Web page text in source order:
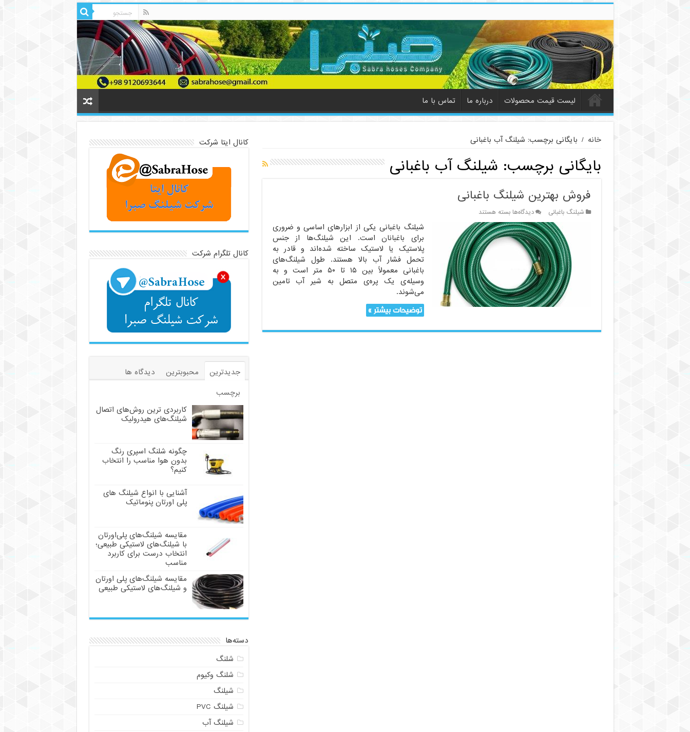
لیست قیمت محصولات درباره ما تماس با ما
خانه / بایگانی برچسب: شیلنگ آب باغبانی
بایگانی برچسب: شیلنگ آب باغبانی
فروش بهترین شیلنگ باغبانی
شیلنگ باغبانی دیدگاه‌هابرای
فروش
بهترین
شیلنگ
بسته هستند
شیلنگ باغبانی یکی از ابزارهای اساسی و ضروری
برای باغبانان است. این شیلنگ‌ها از جنس
پلاستیک یا لاستیک ساخته شده‌اند و قادر به
تحمل فشار آب بالا هستند. طول شیلنگ‌های
باغبانی معمولاً بین ۱۵ تا ۵۰ متر است و به
وسیله‌ی یک پره‌ی متصل به شیر آب تامین
می‌شوند.
توضیحات بیشتر »
کانال ایتا شرکت
کانال تلگرام شرکت
جدیدترین محبوبترین
دیدگاه ها
برچسب
کاربردی ترین روش‌های اتصال
شیلنگ‌های هیدرولیک
چگونه شلنگ اسپری رنگ
بدون هوا مناسب را انتخاب
کنیم؟
آشنایی با انواع شیلنگ های
پلی اورتان پنوماتیک
مقایسه شیلنگ‌های پلی‌اورتان
با شیلنگ‌های لاستیکی طبیعی؛
انتخاب درست برای کاربرد
مناسب
مقایسه شیلنگ‌های پلی اورتان
و شیلنگ‌های لاستیکی طبیعی
دسته‌ها
شلنگ
شلنگ وکیوم
شیلنگ
شیلنگ PVC
شیلنگ آب